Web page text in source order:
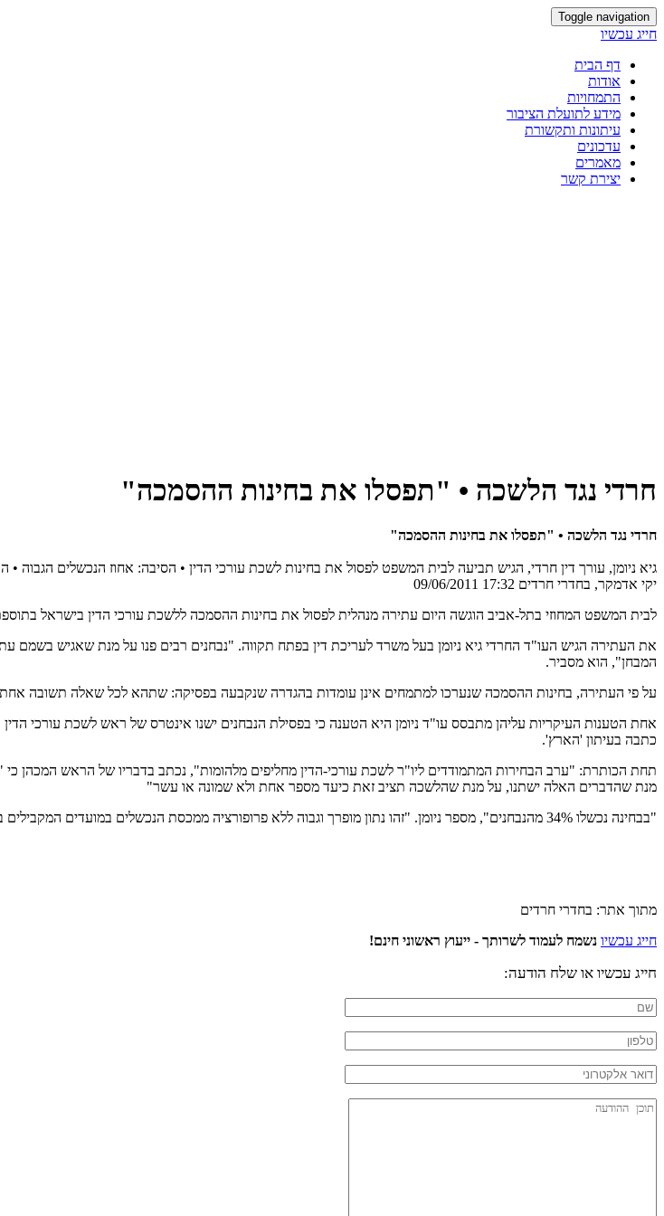
Toggle navigation
חייג עכשיו
דף הבית
אודות
התמחויות
מידע לתועלת הציבור
עיתונות ותקשורת
עדכונים
מאמרים
יצירת קשר
חרדי נגד הלשכה • "תפסלו את בחינות ההסמכה"
חרדי נגד הלשכה • "תפסלו את בחינות ההסמכה"
גיא ניומן, עורך דין חרדי, הגיש תביעה לבית המשפט לפסול את בחינות לשכת עורכי הדין • הסיבה: אחוז הנכשלים
יקי אדמקר, בחדרי חרדים 17:32 09/06/2011
לבית המשפט המחוזי בתל-אביב הוגשה היום עתירה מנהלית לפסול את בחינות ההסמכה ללשכת עורכי הדין בישראל
את העתירה הגיש העו"ד החרדי גיא ניומן בעל משרד לעריכת דין בפתח תקווה. "נבחנים רבים פנו על מנת שאגיש בשמם
המבחן", הוא מסביר.
על פי העתירה, בחינות ההסמכה שנערכו למתמחים אינן עומדות בהגדרה שנקבעה בפסיקה: שתהא לכל שאלה תשובה אחת
אחת הטענות העיקריות עליהן מתבסס עו"ד ניומן היא הטענה כי בפסילת הנבחנים ישנו אינטרס של ראש לשכת עורכי
כתבה בעיתון 'הארץ'.
מנת שהדברים האלה ישתנו, על מנת שהלשכה תציב זאת כיעד מספר אחת ולא שמונה או עשר"
"בבחינה נכשלו 34% מהנבחנים", מספר ניומן. "זהו נתון מופרך וגבוה ללא פרופורציה ממכסת הנכשלים במועדים המקבילים בשנים האחרונות".
מתוך אתר: בחדרי חרדים
חייג עכשיו נשמח לעמוד לשרותך - ייעוץ ראשוני חינם!
חייג עכשיו או שלח הודעה: